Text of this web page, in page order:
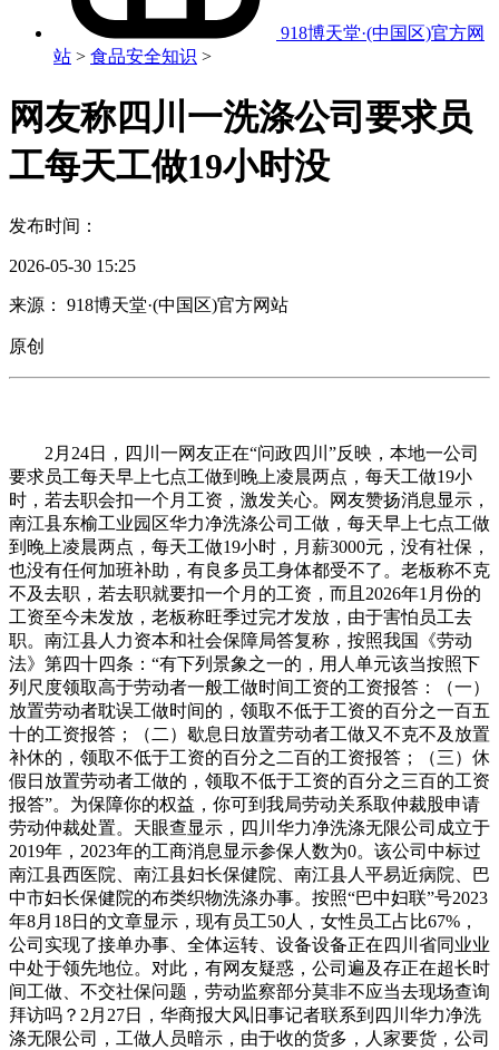
918博天堂·(中国区)官方网
站 > 食品安全知识 >
网友称四川一洗涤公司要求员
工每天工做19小时没
发布时间：
2026-05-30 15:25
来源： 918博天堂·(中国区)官方网站
原创
2月24日，四川一网友正在“问政四川”反映，本地一公司
要求员工每天早上七点工做到晚上凌晨两点，每天工做19小
时，若去职会扣一个月工资，激发关心。网友赞扬消息显示，
南江县东榆工业园区华力净洗涤公司工做，每天早上七点工做
到晚上凌晨两点，每天工做19小时，月薪3000元，没有社保，
也没有任何加班补助，有良多员工身体都受不了。老板称不克
不及去职，若去职就要扣一个月的工资，而且2026年1月份的
工资至今未发放，老板称旺季过完才发放，由于害怕员工去
职。南江县人力资本和社会保障局答复称，按照我国《劳动
法》第四十四条：“有下列景象之一的，用人单元该当按照下
列尺度领取高于劳动者一般工做时间工资的工资报答：（一）
放置劳动者耽误工做时间的，领取不低于工资的百分之一百五
十的工资报答；（二）歇息日放置劳动者工做又不克不及放置
补休的，领取不低于工资的百分之二百的工资报答；（三）休
假日放置劳动者工做的，领取不低于工资的百分之三百的工资
报答”。为保障你的权益，你可到我局劳动关系取仲裁股申请
劳动仲裁处置。天眼查显示，四川华力净洗涤无限公司成立于
2019年，2023年的工商消息显示参保人数为0。该公司中标过
南江县西医院、南江县妇长保健院、南江县人平易近病院、巴
中市妇长保健院的布类织物洗涤办事。按照“巴中妇联”号2023
年8月18日的文章显示，现有员工50人，女性员工占比67%，
公司实现了接单办事、全体运转、设备设备正在四川省同业业
中处于领先地位。对此，有网友疑惑，公司遍及存正在超长时
间工做、不交社保问题，劳动监察部分莫非不应当去现场查询
拜访吗？2月27日，华商报大风旧事记者联系到四川华力净洗
涤无限公司，工做人员暗示，由于收的货多，人家要货，公司